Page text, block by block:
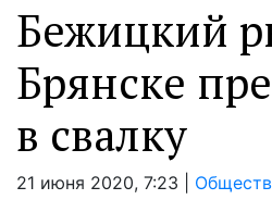
Бежицкий
Брянске
в свалку
21 июня 2020, 7:23 |